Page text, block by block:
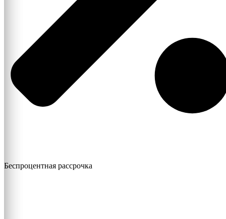
Беспроцентная рассрочка